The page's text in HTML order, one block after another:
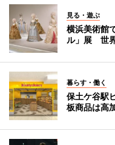
見る・遊ぶ
横浜美術館
ル」展 世
暮らす・働く
保土ケ谷駅
板商品は高